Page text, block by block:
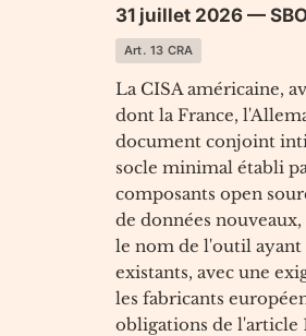
31 juillet 2026 —
Art. 13 CRA
La CISA américaine,
dont la France,
document conjoint
socle minimal établi
composants open
de données
le nom de l'outil ayant
existants, avec une
les fabricants
obligations de l'article